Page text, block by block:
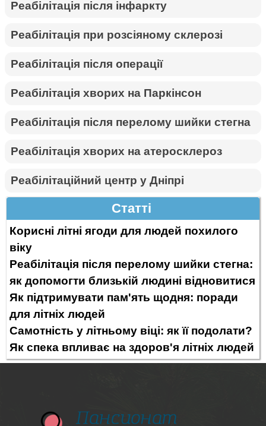
Реабілітація після інфаркту
Реабілітація при розсіяному склерозі
Реабілітація після операції
Реабілітація хворих на Паркінсон
Реабілітація після перелому шийки стегна
Реабілітація хворих на атеросклероз
Реабілітаційний центр у Дніпрі
Статті
Корисні літні ягоди для людей похилого
віку
Реабілітація після перелому шийки стегна:
як допомогти близькій людині відновитися
Як підтримувати пам'ять щодня: поради
для літніх людей
Самотність у літньому віці: як її подолати?
Як спека впливає на здоров'я літніх людей